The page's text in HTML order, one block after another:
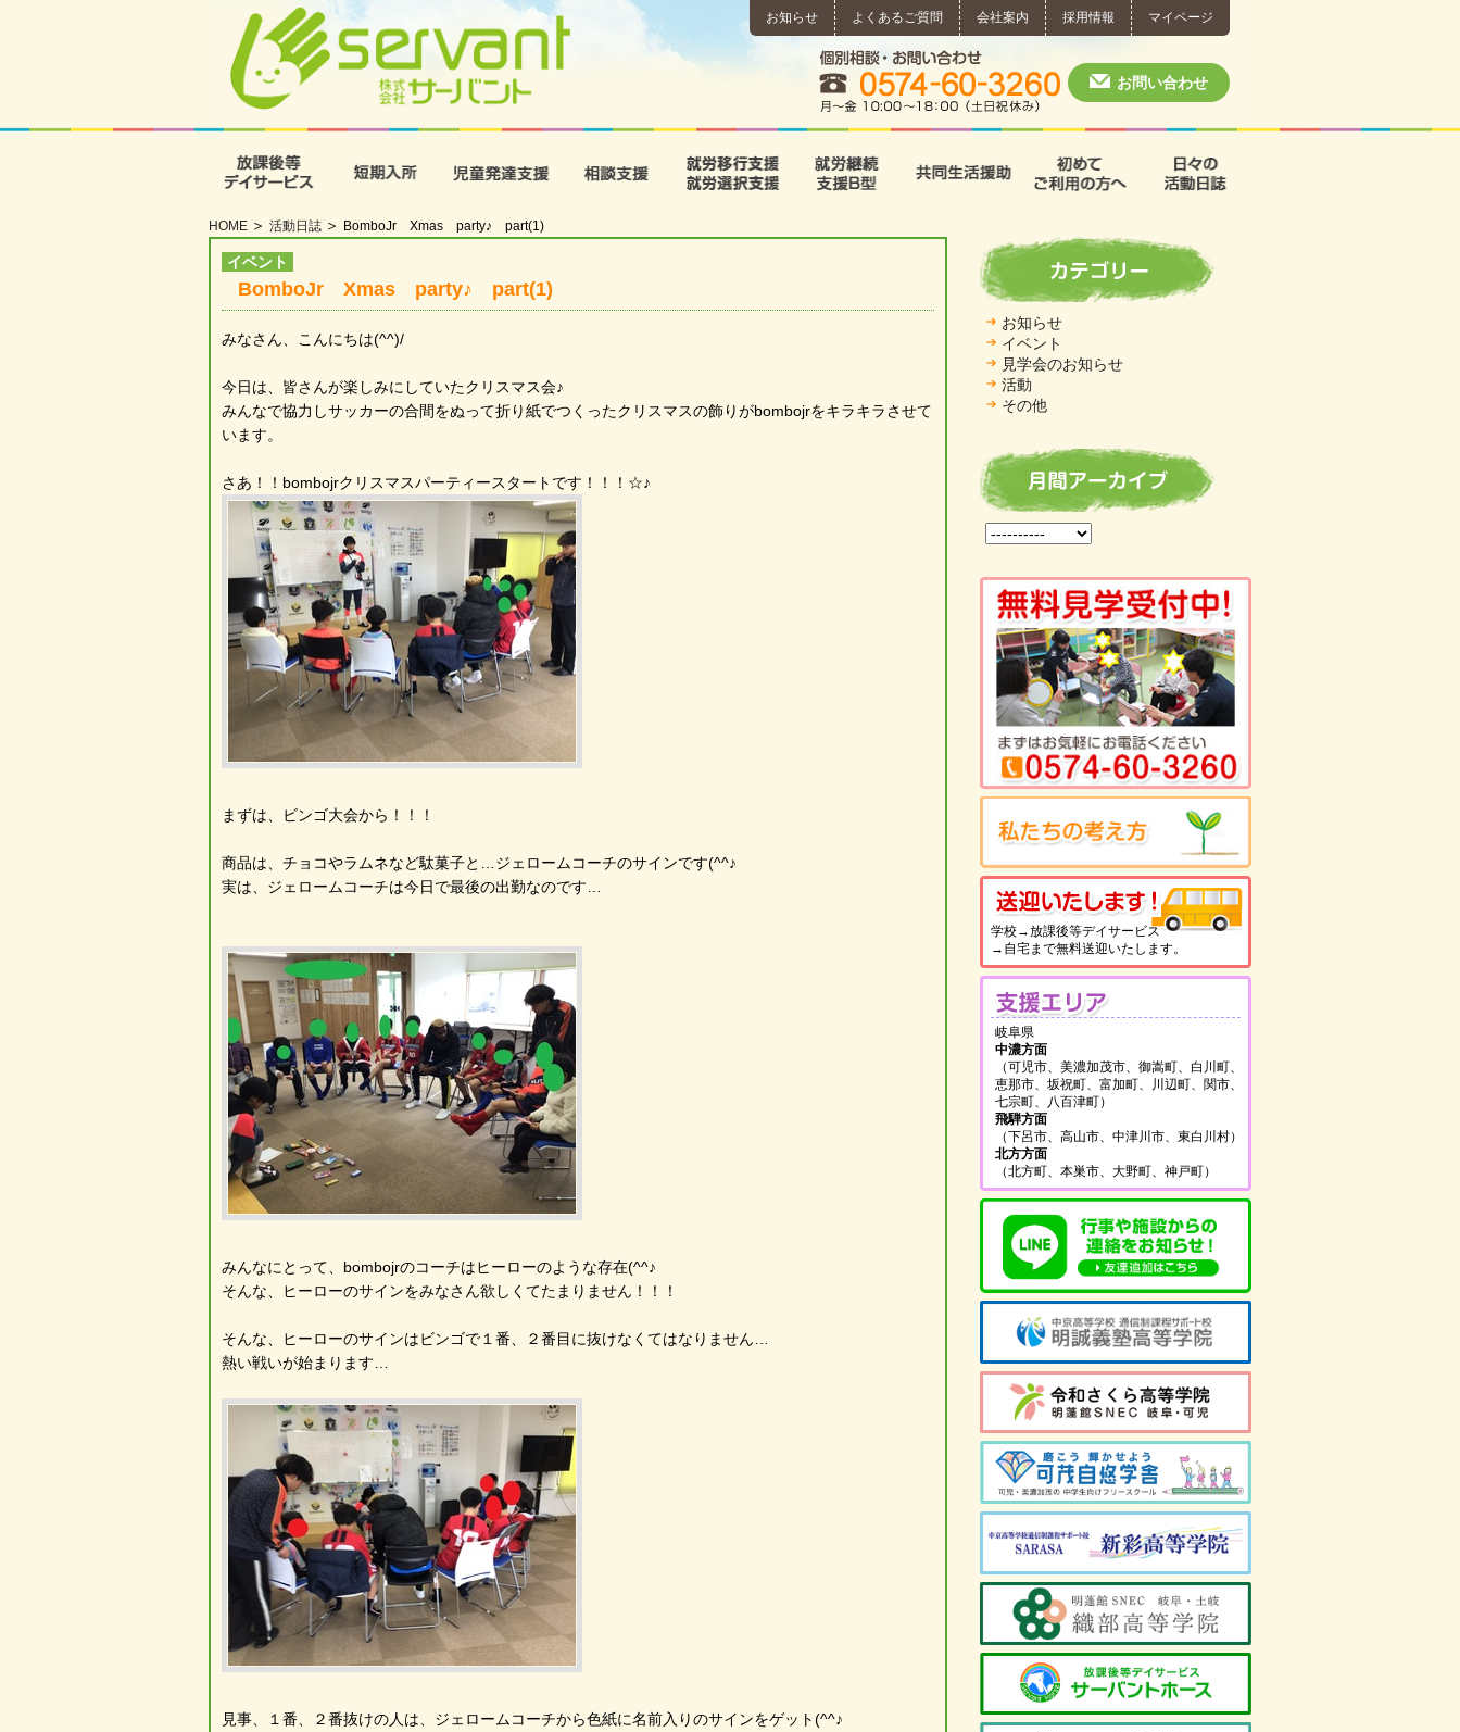
お知らせ よくあるご質問 会社案内 採用情報 マイページ
個別相談・お問い合わせ
お問い合わせ
相談支援 就労移行支援･就労選択支援
HOME 活動日誌 BomboJr Xmas party♪ part(1)
イベント
BomboJr Xmas party♪ part(1)
みなさん、こんにちは(^^)/
今日は、皆さんが楽しみにしていたクリスマス会♪
みんなで協力しサッカーの合間をぬって折り紙でつくったクリスマスの飾りがbombojrをキラキラさせて
います。
さあ！！bombojrクリスマスパーティースタートです！！！☆♪
まずは、ビンゴ大会から！！！
商品は、チョコやラムネなど駄菓子と…ジェロームコーチのサインです(^^♪
実は、ジェロームコーチは今日で最後の出勤なのです…
みんなにとって、bombojrのコーチはヒーローのような存在(^^♪
そんな、ヒーローのサインをみなさん欲しくてたまりません！！！
そんな、ヒーローのサインはビンゴで１番、２番目に抜けなくてはなりません…
熱い戦いが始まります…
見事、１番、２番抜けの人は、ジェロームコーチから色紙に名前入りのサインをゲット(^^♪
お知らせ
イベント
見学会のお知らせ
活動
その他
学校→放課後等デイサービス
→自宅まで無料送迎いたします。
岐阜県
中濃方面
（可児市、美濃加茂市、御嵩町、白川町、
恵那市、坂祝町、富加町、川辺町、関市、
七宗町、八百津町）
飛騨方面
（下呂市、高山市、中津川市、東白川村）
北方方面
（北方町、本巣市、大野町、神戸町）